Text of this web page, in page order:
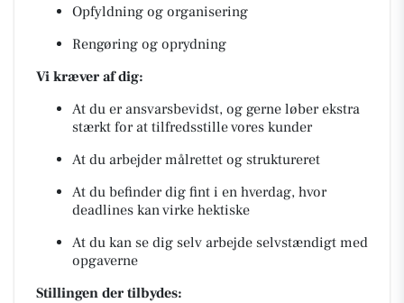
Opfyldning og organisering
Rengøring og oprydning
Vi kræver af dig:
At du er ansvarsbevidst, og gerne løber ekstra
stærkt for at tilfredsstille vores kunder
At du arbejder målrettet og struktureret
At du befinder dig fint i en hverdag, hvor
deadlines kan virke hektiske
At du kan se dig selv arbejde selvstændigt med
opgaverne
Stillingen der tilbydes: